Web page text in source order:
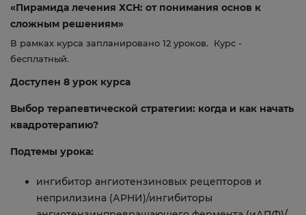
«Пирамида лечения ХСН: от понимания основ к
сложным решениям»
В рамках курса запланировано 12 уроков. Курс -
бесплатный.
Доступен 8 урок курса
Выбор терапевтической стратегии: когда и как начать
квадротерапию?
Подтемы урока:
ингибитор ангиотензиновых рецепторов и
неприлизина (АРНИ)/ингибиторы